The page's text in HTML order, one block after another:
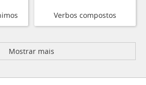
Verbos compostos
Mostrar mais